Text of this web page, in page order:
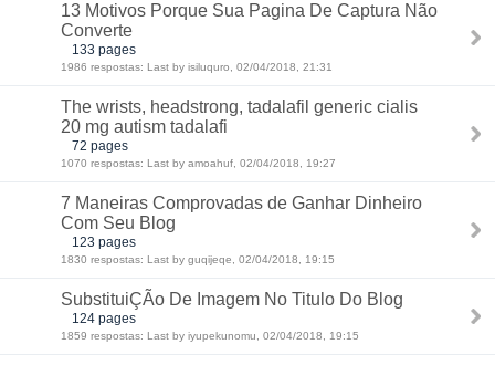
13 Motivos Porque Sua Pagina De Captura Não
Converte
133 pages
1986 respostas: Last by isiluquro, 02/04/2018, 21:31
The wrists, headstrong, tadalafil generic cialis
20 mg autism tadalafi
72 pages
1070 respostas: Last by amoahuf, 02/04/2018, 19:27
7 Maneiras Comprovadas de Ganhar Dinheiro
Com Seu Blog
123 pages
1830 respostas: Last by guqijeqe, 02/04/2018, 19:15
SubstituiÇÃo De Imagem No Titulo Do Blog
124 pages
1859 respostas: Last by iyupekunomu, 02/04/2018, 19:15